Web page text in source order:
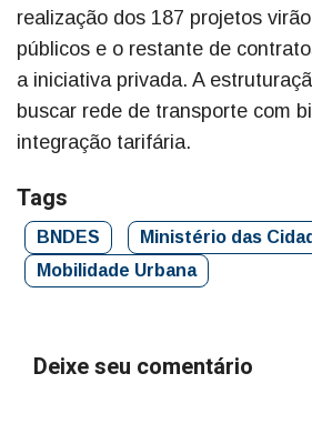
realização dos 187 projetos
públicos e o restante de
a iniciativa privada. A
buscar rede de transporte com
integração tarifária.
Tags
BNDES
Ministério das
Mobilidade Urbana
Deixe seu comentário